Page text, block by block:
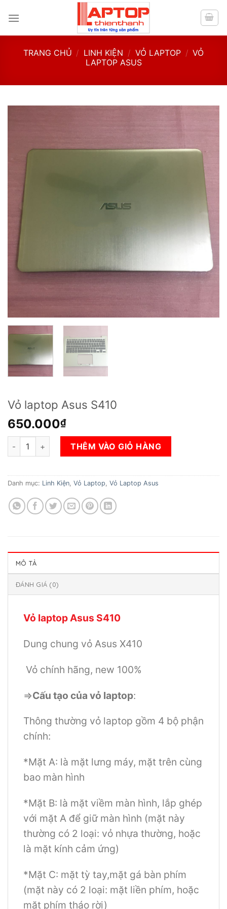
TRANG CHỦ / LINH KIỆN / VỎ LAPTOP / VỎ
LAPTOP ASUS
Vỏ laptop Asus S410
650.000₫
Vỏ laptop Asus S410 số lượngTHÊM VÀO GIỎ HÀNG
Danh mục: Linh Kiện, Vỏ Laptop, Vỏ Laptop Asus
MÔ TẢ
ĐÁNH GIÁ (0)
Vỏ laptop Asus S410
Dung chung vỏ Asus X410
Vỏ chính hãng, new 100%
=>Cấu tạo của vỏ laptop:
Thông thường vỏ laptop gồm 4 bộ phận
chính:
*Mặt A: là mặt lưng máy, mặt trên cùng
bao màn hình
*Mặt B: là mặt viềm màn hình, lắp ghép
với mặt A để giữ màn hình (mặt này
thường có 2 loại: vỏ nhựa thường, hoặc
là mặt kính cảm ứng)
*Mặt C: mặt tỳ tay,mặt gá bàn phím
(mặt này có 2 loại: mặt liền phím, hoặc
mặt phím tháo rời)